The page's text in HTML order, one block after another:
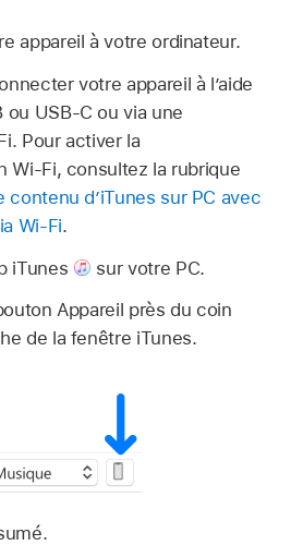
appareil à votre ordinateur.
votre appareil à l’aide
ou USB-C ou via une
Pour activer la
Wi-Fi, consultez la rubrique
contenu d’iTunes sur PC avec
Wi-Fi.
iTunes
sur votre PC.
Appareil près du coin
de la fenêtre iTunes.